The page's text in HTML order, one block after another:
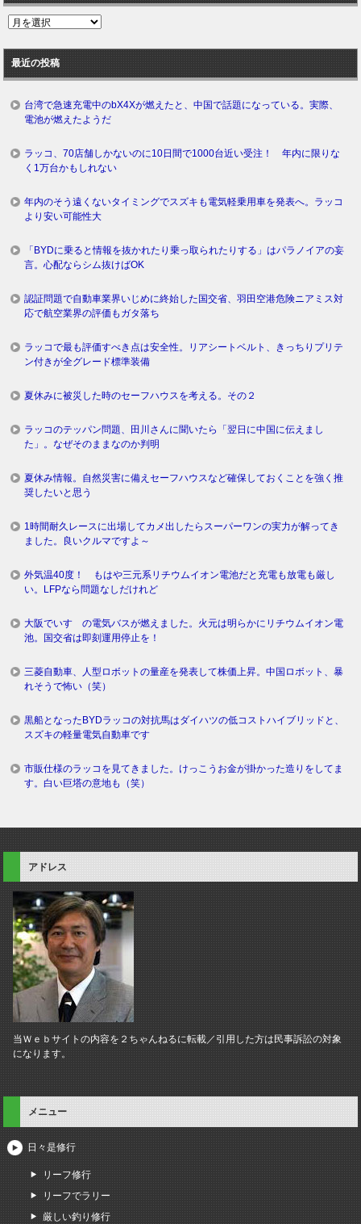
過
ロ
グ
最近の投稿
台湾で急速充電中のbX4Xが燃えたと、中国で話題になっている。実際、
電池が燃えたようだ
ラッコ、70店舗しかないのに10日間で1000台近い受注！ 年内に限りな
く1万台かもしれない
年内のそう遠くないタイミングでスズキも電気軽乗用車を発表へ。ラッコ
より安い可能性大
「BYDに乗ると情報を抜かれたり乗っ取られたりする」はパラノイアの妄
言。心配ならシム抜けばOK
認証問題で自動車業界いじめに終始した国交省、羽田空港危険ニアミス対
応で航空業界の評価もガタ落ち
ラッコで最も評価すべき点は安全性。リアシートベルト、きっちりプリテ
ン付きが全グレード標準装備
夏休みに被災した時のセーフハウスを考える。その２
ラッコのテッパン問題、田川さんに聞いたら「翌日に中国に伝えまし
た」。なぜそのままなのか判明
夏休み情報。自然災害に備えセーフハウスなど確保しておくことを強く推
奨したいと思う
1時間耐久レースに出場してカメ出したらスーパーワンの実力が解ってき
ました。良いクルマですよ～
外気温40度！ もはや三元系リチウムイオン電池だと充電も放電も厳し
い。LFPなら問題なしだけれど
大阪でいすゞの電気バスが燃えました。火元は明らかにリチウムイオン電
池。国交省は即刻運用停止を！
三菱自動車、人型ロボットの量産を発表して株価上昇。中国ロボット、暴
れそうで怖い（笑）
黒船となったBYDラッコの対抗馬はダイハツの低コストハイブリッドと、
スズキの軽量電気自動車です
市販仕様のラッコを見てきました。けっこうお金が掛かった造りをしてま
す。白い巨塔の意地も（笑）
アドレス
当Ｗｅｂサイトの内容を２ちゃんねるに転載／引用した方は民事訴訟の対象
になります。
メニュー
日々是修行
リーフ修行
リーフでラリー
厳しい釣り修行